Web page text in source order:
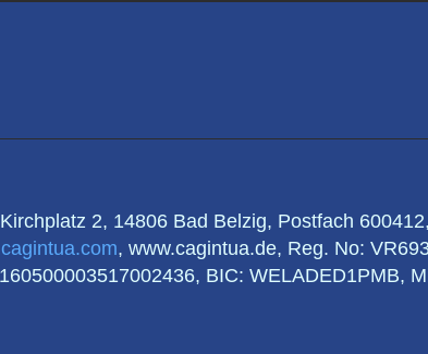
2, 14806 Bad Belzig, Postfach
, www.cagintua.de, Reg. No:
BIC: WELADED1PMB,